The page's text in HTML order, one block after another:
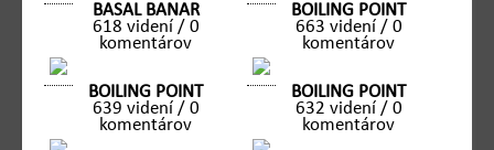
BASAL BANAR
618 videní / 0
komentárov
BOILING POINT
663 videní / 0
komentárov
BOILING POINT
639 videní / 0
komentárov
BOILING POINT
632 videní / 0
komentárov